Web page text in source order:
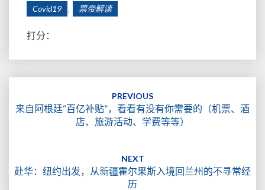
Covid19 票帝解读
打分：
PREVIOUS
来自阿根廷“百亿补贴”，看看有没有你需要的（机票、酒
店、旅游活动、学费等等）
NEXT
赴华：纽约出发，从新疆霍尔果斯入境回兰州的不寻常经
历